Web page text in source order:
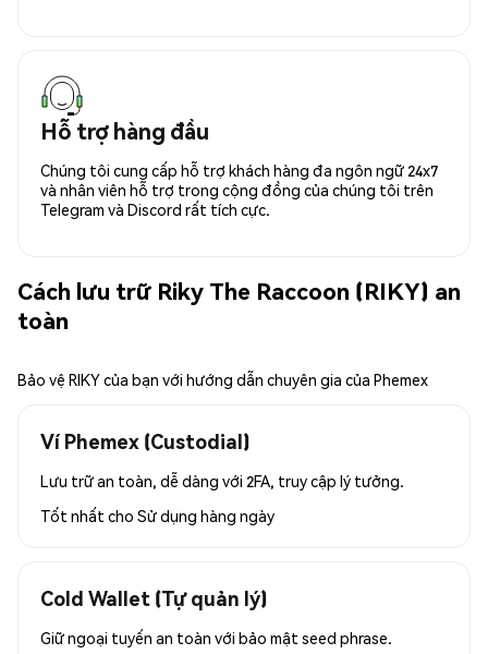
Hỗ trợ hàng đầu
Chúng tôi cung cấp hỗ trợ khách hàng đa ngôn ngữ 24x7
và nhân viên hỗ trợ trong cộng đồng của chúng tôi trên
Telegram và Discord rất tích cực.
Cách lưu trữ Riky The Raccoon (RIKY) an
toàn
Bảo vệ RIKY của bạn với hướng dẫn chuyên gia của Phemex
Ví Phemex (Custodial)
Lưu trữ an toàn, dễ dàng với 2FA, truy cập lý tưởng.
Tốt nhất cho Sử dụng hàng ngày
Cold Wallet (Tự quản lý)
Giữ ngoại tuyến an toàn với bảo mật seed phrase.